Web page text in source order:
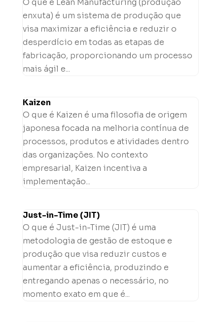
O que é Lean Manufacturing (produção
enxuta) é um sistema de produção que
visa maximizar a eficiência e reduzir o
desperdício em todas as etapas de
fabricação, proporcionando um processo
mais ágil e...
Kaizen
O que é Kaizen é uma filosofia de origem
japonesa focada na melhoria contínua de
processos, produtos e atividades dentro
das organizações. No contexto
empresarial, Kaizen incentiva a
implementação...
Just-in-Time (JIT)
O que é Just-in-Time (JIT) é uma
metodologia de gestão de estoque e
produção que visa reduzir custos e
aumentar a eficiência, produzindo e
entregando apenas o necessário, no
momento exato em que é...